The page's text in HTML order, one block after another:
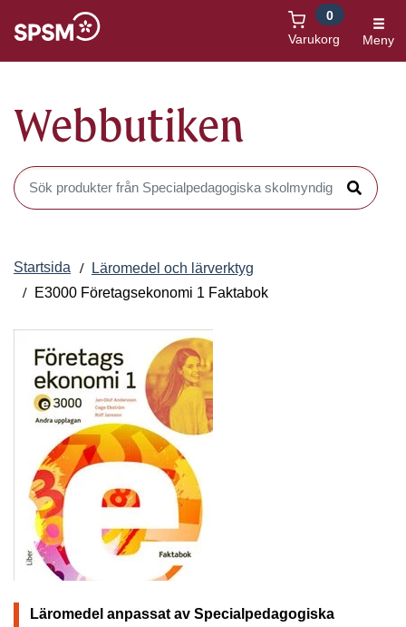
Varukorg
0
Meny
Webbutiken
Sök produkter i Webbutiken
Sök
Startsida
Läromedel och lärverktyg
E3000 Företagsekonomi 1 Faktabok
Läromedel anpassat av Specialpedagogiska